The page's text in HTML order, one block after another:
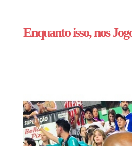
Enquanto isso, nos